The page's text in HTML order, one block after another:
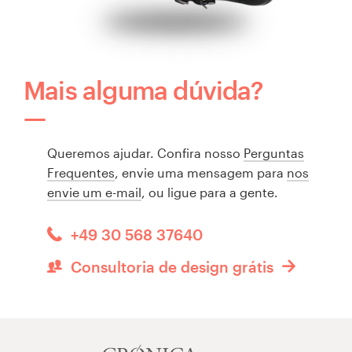
Mais alguma dúvida?
Queremos ajudar. Confira nosso Perguntas
Frequentes, envie uma mensagem para nos
envie um e-mail, ou ligue para a gente.
+49 30 568 37640
Consultoria de design grátis